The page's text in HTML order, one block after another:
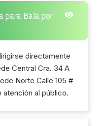
para Bala por
directamente
Central Cra. 34 A
Norte Calle 105 #
atención al público.